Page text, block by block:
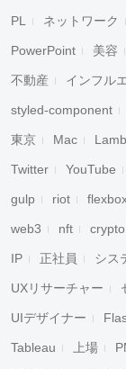
PL ネットワーク
PowerPoint 美容
不動産 インフル
styled-component
東京 Mac
Twitter YouTube
gulp riot
web3 nft crypto
IP 正社員 シス
UXリサーチャー
UIデザイナー
Tableau 上場